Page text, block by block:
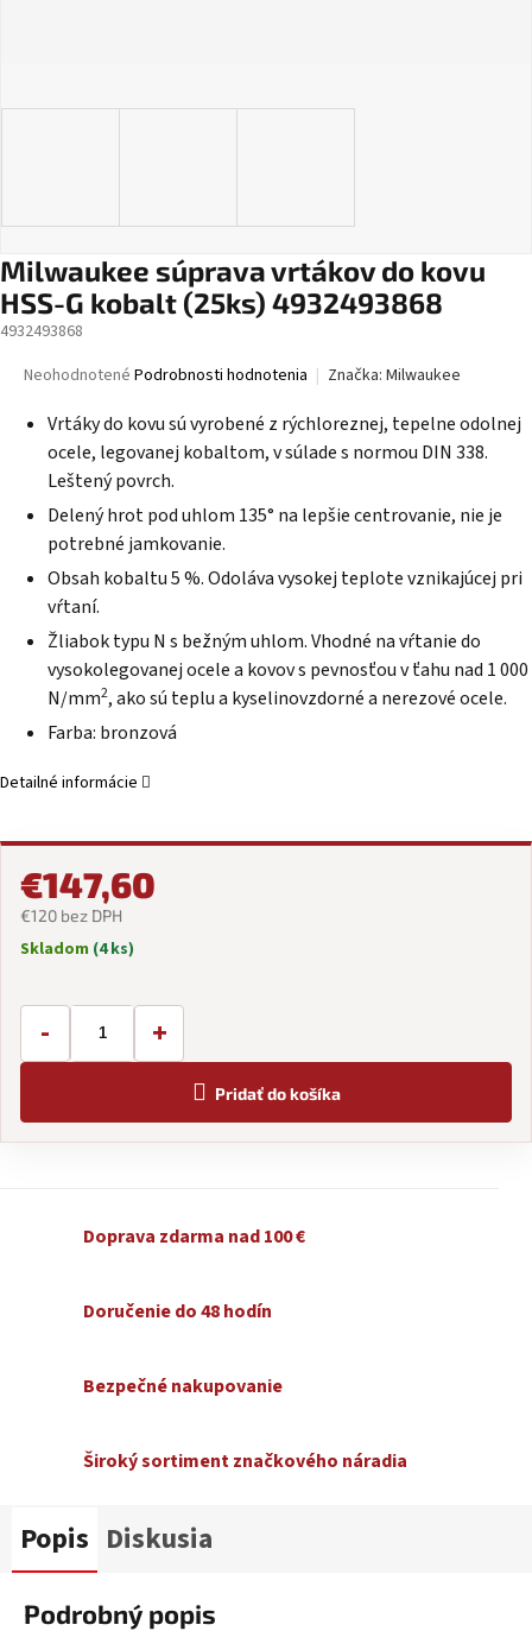
Milwaukee súprava vrtákov do kovu
HSS-G kobalt (25ks) 4932493868
4932493868
Priemerné
produktu
5
hviezdičiek.
Neohodnotené Podrobnosti hodnotenia Značka: Milwaukee
Vrtáky do kovu sú vyrobené z rýchloreznej, tepelne odolnej
ocele, legovanej kobaltom, v súlade s normou DIN 338.
Leštený povrch.
Delený hrot pod uhlom 135° na lepšie centrovanie, nie je
potrebné jamkovanie.
Obsah kobaltu 5 %. Odoláva vysokej teplote vznikajúcej pri
vŕtaní.
Žliabok typu N s bežným uhlom. Vhodné na vŕtanie do
vysokolegovanej ocele a kovov s pevnosťou v ťahu nad 1 000
N/mm2, ako sú teplu a kyselinovzdorné a nerezové ocele.
Farba: bronzová
Detailné informácie
€147,60
€120 bez DPH
Jednotková
Skladom (4 ks)
- +
Pridať do košíka
Doprava zdarma nad 100 €
Doručenie do 48 hodín
Bezpečné nakupovanie
Široký sortiment značkového náradia
Popis Diskusia
Podrobný popis